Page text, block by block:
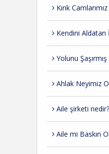
Kırık Camlarımız
Kendini Aldatan
Yolunu
Ahlak Neyimiz
Aile şirketi nedir? Nasıl kurulur?
Aile mi Baskın